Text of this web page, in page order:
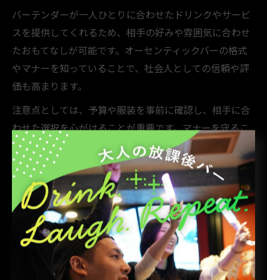
バーテンダーが一人ひとりに合わせたドリンクやサービ
スを提供してくれるため、相手の好みや雰囲気に合わせ
たおもてなしが可能です。オーセンティックバーの格式
やマナーを知っていることで、社会人としての信頼や評
価も高まります。
注意点としては、予算や服装を事前に確認し、相手に合
わせた選択を心がけることが重要です。マナーを守るこ
とで、ビジネスシーンでも安心して利用できる大人の空
間となります。
バーの空間が生み出す信頼関係の築き方
バーの空間は、落ち着いた雰囲気と適度な距離感が生ま
れるため、自然と信頼関係が築きやすい環境です。カウ
ンター越しのバーテンダーとの会話や、隣り合ったお客
様同士のやりとりは、形式ばらない大人のコミュニケー